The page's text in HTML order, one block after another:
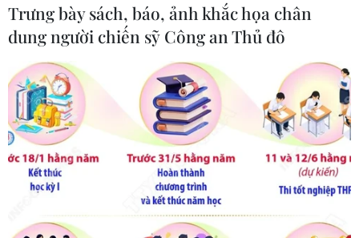
Trưng bày sách, báo, ảnh khắc họa chân
dung người chiến sỹ Công an Thủ đô